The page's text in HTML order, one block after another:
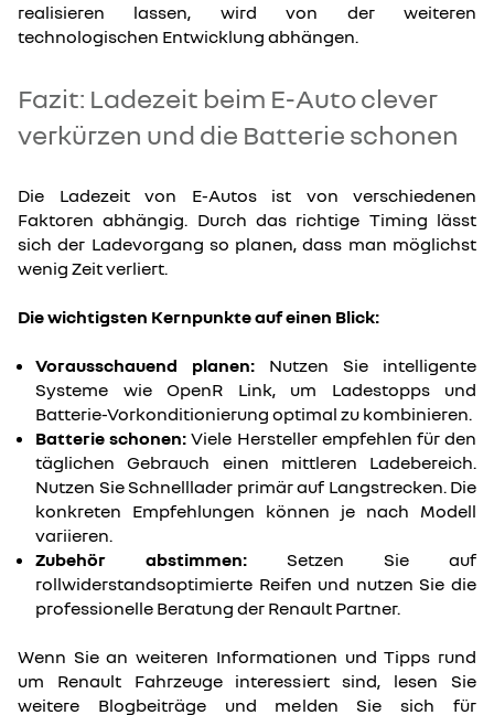
realisieren lassen, wird von der weiteren
technologischen Entwicklung abhängen.
Fazit: Ladezeit beim E-Auto clever
verkürzen und die Batterie schonen
Die Ladezeit von E-Autos ist von verschiedenen
Faktoren abhängig. Durch das richtige Timing lässt
sich der Ladevorgang so planen, dass man möglichst
wenig Zeit verliert.
Die wichtigsten Kernpunkte auf einen Blick:
Vorausschauend planen: Nutzen Sie intelligente
Systeme wie OpenR Link, um Ladestopps und
Batterie-Vorkonditionierung optimal zu kombinieren.
Batterie schonen:Viele Hersteller empfehlen für den
täglichen Gebrauch einen mittleren Ladebereich.
Nutzen Sie Schnelllader primär auf Langstrecken. Die
konkreten Empfehlungen können je nach Modell
variieren.
Zubehör abstimmen: Setzen Sie auf
rollwiderstandsoptimierte Reifen und nutzen Sie die
professionelle Beratung der Renault Partner.
Wenn Sie an weiteren Informationen und Tipps rund
um Renault Fahrzeuge interessiert sind, lesen Sie
weitere Blogbeiträge und melden Sie sich für